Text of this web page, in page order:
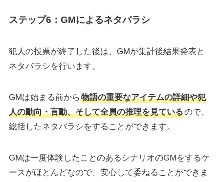
ステップ6：GMによるネタバラシ
犯人の投票が終了した後は、GMが集計後結果発表と
ネタバラシを行います。
GMは始まる前から 物語の重要なアイテムの詳細や犯
人の動向・言動、そして全員の推理を見ているので、
総括したネタバラシをすることができます。
GMは一度体験したことのあるシナリオのGMをするケ
ースがほとんどなので、安心して委ねることができま